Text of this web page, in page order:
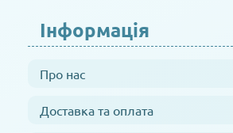
Інформація
Про нас
Доставка та оплата